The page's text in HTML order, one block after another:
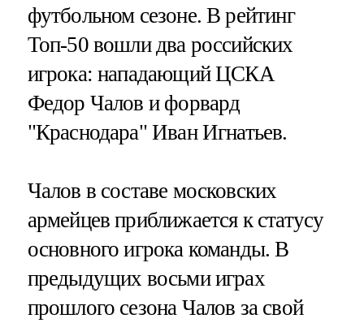
футбольном сезоне. В рейтинг
Топ-50 вошли два российских
игрока: нападающий ЦСКА
Федор Чалов и форвард
"Краснодара" Иван Игнатьев.
Чалов в составе московских
армейцев приближается к статусу
основного игрока команды. В
предыдущих восьми играх
прошлого сезона Чалов за свой